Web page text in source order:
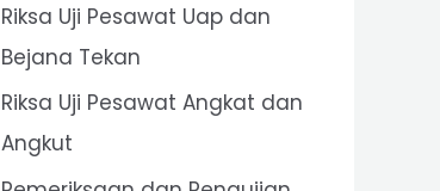
o
r
:
Riksa Uji Pesawat Uap dan
Bejana Tekan
Riksa Uji Pesawat Angkat dan
Angkut